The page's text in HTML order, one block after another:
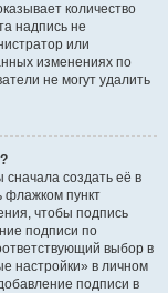
количество
надпись не
или
изменениях по
не могут удалить
создать её в
флажком пункт
чтобы подпись
подписи по
выбор в
настройки» в личном
подписи в